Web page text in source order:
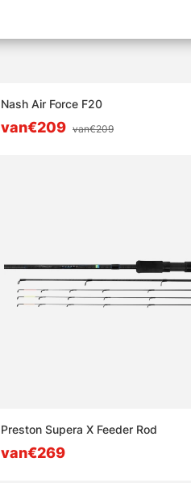
Nash Air Force F20
van€209 van€209
Preston Supera X Feeder Rod
van€269